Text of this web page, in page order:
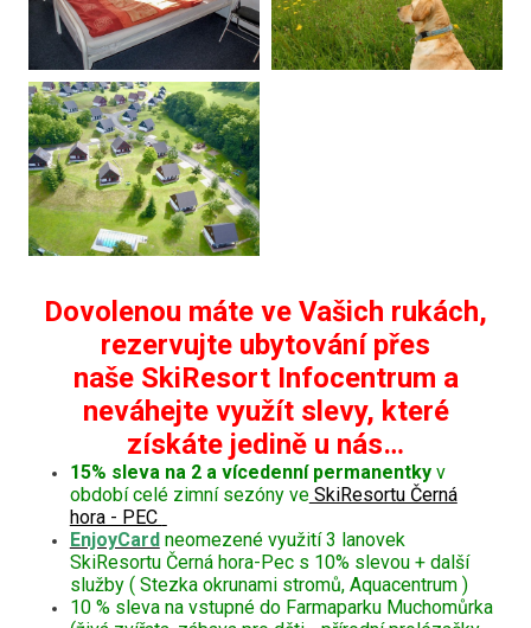
Dovolenou máte ve Vašich rukách,
rezervujte ubytování přes
naše SkiResort Infocentrum a
neváhejte využít slevy, které
získáte jedině u nás…
15% sleva na 2 a vícedenní permanentkyv
období celé zimní sezóny veSkiResortu Černá
hora - PEC
EnjoyCard neomezené využití 3 lanovek
SkiResortu Černá hora-Pec s 10% slevou + další
služby ( Stezka okrunami stromů, Aquacentrum )
10 % sleva na vstupné do Farmaparku Muchomůrka